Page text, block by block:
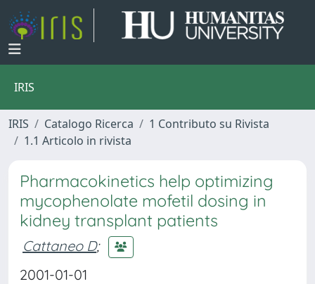
IRIS
IRIS Catalogo Ricerca
1 Contributo su Rivista
1.1 Articolo in rivista
Pharmacokinetics help optimizing
mycophenolate mofetil dosing in
kidney transplant patients
Cattaneo D;
2001-01-01